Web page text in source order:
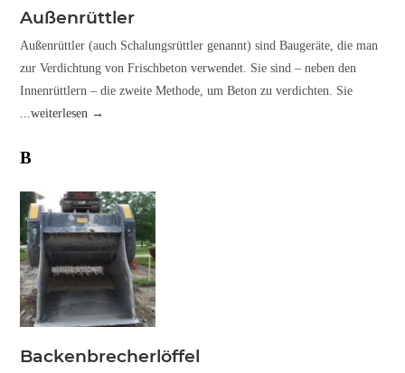
Außenrüttler
Außenrüttler (auch Schalungsrüttler genannt) sind Baugeräte, die man
zur Verdichtung von Frischbeton verwendet. Sie sind – neben den
Innenrüttlern – die zweite Methode, um Beton zu verdichten. Sie
...weiterlesen →
B
Backenbrecherlöffel